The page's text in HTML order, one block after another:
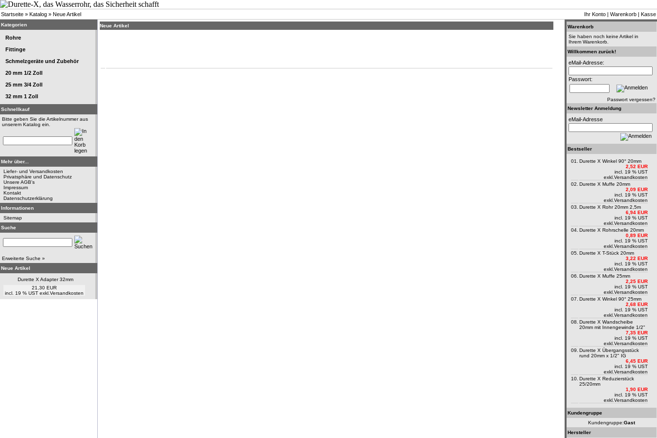
Startseite » Katalog » Neue Artikel Ihr Konto | Warenkorb | Kasse
Kategorien
Rohre
Fittinge
Schmelzgeräte und Zubehör
20 mm 1/2 Zoll
25 mm 3/4 Zoll
32 mm 1 Zoll
Schnellkauf
Bitte geben Sie die Artikelnummer aus
unserem Katalog ein.
Mehr über...
Liefer- und Versandkosten
Privatsphäre und Datenschutz
Unsere AGB's
Impressum
Kontakt
Datenschutzerklärung
Informationen
Sitemap
Suche
Erweiterte Suche »
Neue Artikel
Durette X Adapter 32mm
21,30 EUR
incl. 19 % UST exkl. Versandkosten
Neue Artikel
Warenkorb
Sie haben noch keine Artikel in
Ihrem Warenkorb.
Willkommen zurück!
eMail-Adresse:
Passwort:
Passwort vergessen?
Newsletter Anmeldung
eMail-Adresse
Bestseller
01.
Durette X Winkel 90° 20mm
2,52 EUR
incl. 19 % UST
exkl. Versandkosten
02. Durette X Muffe 20mm
2,09 EUR
incl. 19 % UST
exkl. Versandkosten
03. Durette X Rohr 20mm 2,5m
6,94 EUR
incl. 19 % UST
exkl. Versandkosten
04. Durette X Rohrschelle 20mm
0,89 EUR
incl. 19 % UST
exkl. Versandkosten
05. Durette X T-Stück 20mm
3,22 EUR
incl. 19 % UST
exkl. Versandkosten
06. Durette X Muffe 25mm
2,25 EUR
incl. 19 % UST
exkl. Versandkosten
07. Durette X Winkel 90° 25mm
2,68 EUR
incl. 19 % UST
exkl. Versandkosten
08. Durette X Wandscheibe
20mm mit Innengewinde 1/2"
7,35 EUR
incl. 19 % UST
exkl. Versandkosten
09. Durette X Übergangsstück
rund 20mm x 1/2" IG
6,45 EUR
incl. 19 % UST
exkl. Versandkosten
10. Durette X Reduzierstück
25/20mm
1,90 EUR
incl. 19 % UST
exkl. Versandkosten
Kundengruppe
Kundengruppe:Gast
Hersteller